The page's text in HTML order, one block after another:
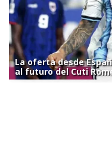
La oferta desde
al futuro del Cuti